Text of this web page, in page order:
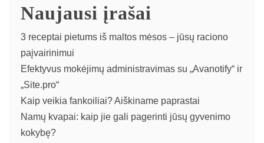
Naujausi įrašai
3 receptai pietums iš maltos mėsos – jūsų raciono
paįvairinimui
Efektyvus mokėjimų administravimas su „Avanotify“ ir
„Site.pro“
Kaip veikia fankoiliai? Aiškiname paprastai
Namų kvapai: kaip jie gali pagerinti jūsų gyvenimo
kokybę?